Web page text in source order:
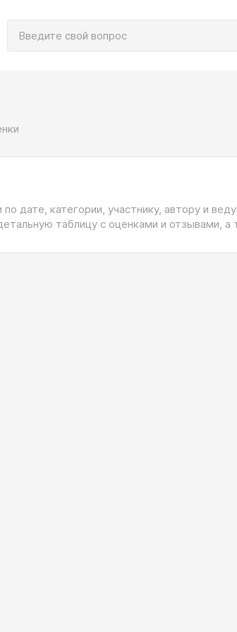
по дате, категории, участнику, автору и
таблицу с оценками и отзывами, а